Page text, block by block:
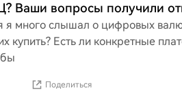
Ваши вопросы получили
я много слышал о цифровых
купить? Есть ли конкретные
Поделиться